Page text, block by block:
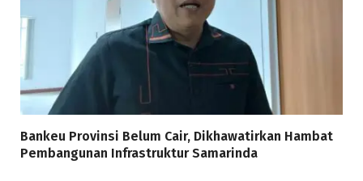
Bankeu Provinsi Belum Cair, Dikhawatirkan Hambat
Pembangunan Infrastruktur Samarinda